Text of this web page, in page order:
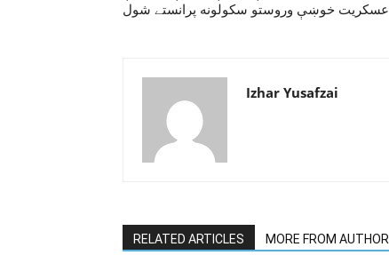
عسکريت خوښې وروستو سکولونه پرانستے شول
Izhar Yusafzai
RELATED ARTICLES MORE FROM AUTHOR